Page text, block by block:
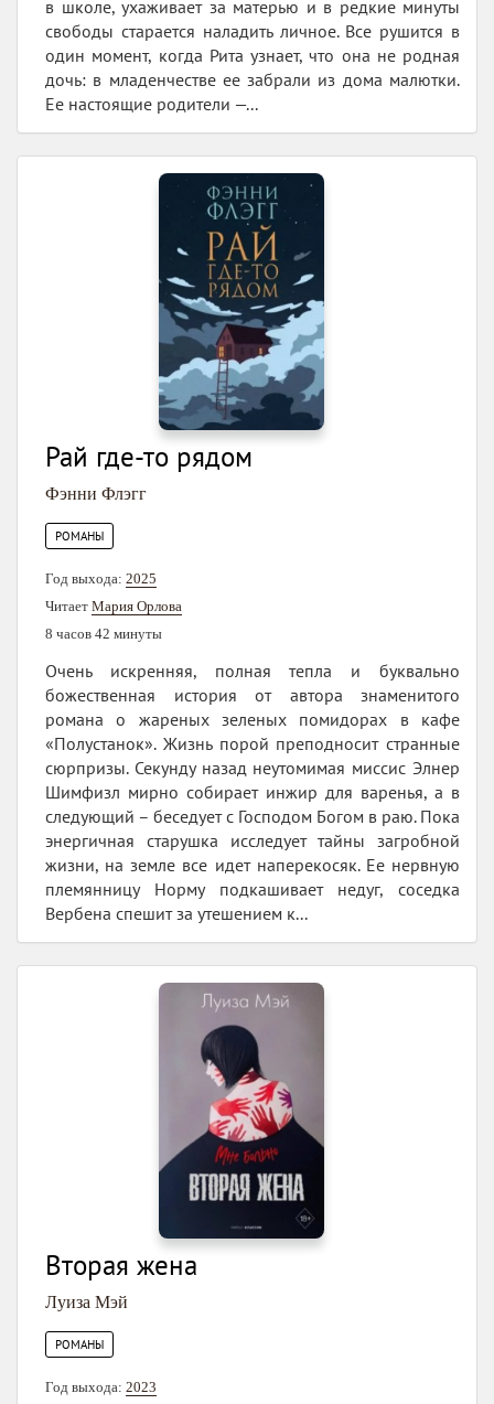
в школе, ухаживает за матерью и в редкие минуты
свободы старается наладить личное. Все рушится в
один момент, когда Рита узнает, что она не родная
дочь: в младенчестве ее забрали из дома малютки.
Ее настоящие родители —...
Рай где-то рядом
Фэнни Флэгг
РОМАНЫ
Год выхода: 2025
Читает Мария Орлова
8 часов 42 минуты
Очень искренняя, полная тепла и буквально
божественная история от автора знаменитого
романа о жареных зеленых помидорах в кафе
«Полустанок». Жизнь порой преподносит странные
сюрпризы. Секунду назад неутомимая миссис Элнер
Шимфизл мирно собирает инжир для варенья, а в
следующий – беседует с Господом Богом в раю. Пока
энергичная старушка исследует тайны загробной
жизни, на земле все идет наперекосяк. Ее нервную
племянницу Норму подкашивает недуг, соседка
Вербена спешит за утешением к...
Вторая жена
Луиза Мэй
РОМАНЫ
Год выхода: 2023